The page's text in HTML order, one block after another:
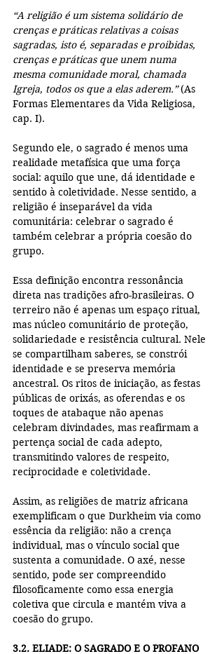
“A religião é um sistema solidário de
crenças e práticas relativas a coisas
sagradas, isto é, separadas e proibidas,
crenças e práticas que unem numa
mesma comunidade moral, chamada
Igreja, todos os que a elas aderem.” (As
Formas Elementares da Vida Religiosa,
cap. I).
Segundo ele, o sagrado é menos uma
realidade metafísica que uma força
social: aquilo que une, dá identidade e
sentido à coletividade. Nesse sentido, a
religião é inseparável da vida
comunitária: celebrar o sagrado é
também celebrar a própria coesão do
grupo.
Essa definição encontra ressonância
direta nas tradições afro-brasileiras. O
terreiro não é apenas um espaço ritual,
mas núcleo comunitário de proteção,
solidariedade e resistência cultural. Nele
se compartilham saberes, se constrói
identidade e se preserva memória
ancestral. Os ritos de iniciação, as festas
públicas de orixás, as oferendas e os
toques de atabaque não apenas
celebram divindades, mas reafirmam a
pertença social de cada adepto,
transmitindo valores de respeito,
reciprocidade e coletividade.
Assim, as religiões de matriz africana
exemplificam o que Durkheim via como
essência da religião: não a crença
individual, mas o vínculo social que
sustenta a comunidade. O axé, nesse
sentido, pode ser compreendido
filosoficamente como essa energia
coletiva que circula e mantém viva a
coesão do grupo.
3.2. ELIADE: O SAGRADO E O PROFANO